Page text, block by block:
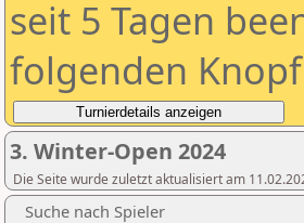
seit 5 Tagen
folgenden
3. Winter-Open 2024
Die Seite wurde zuletzt aktualisiert am
Suche nach Spieler